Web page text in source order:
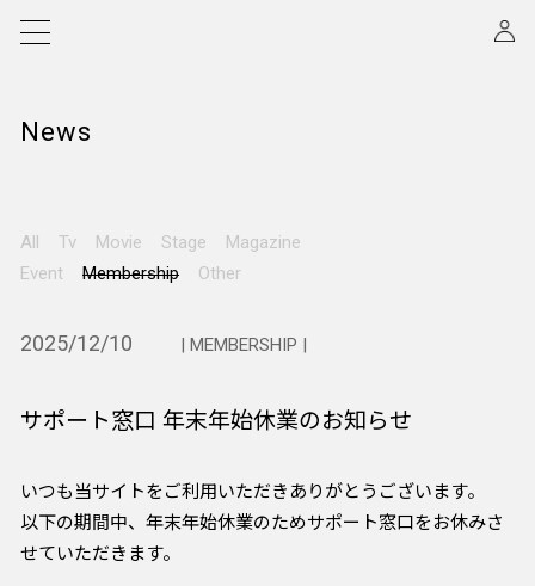
News
All Tv Movie Stage
Magazine
Event
Membership Other
2025/12/10 | MEMBERSHIP |
サポート窓口 年末年始休業のお知らせ
いつも当サイトをご利用いただきありがとうございます。
以下の期間中、年末年始休業のためサポート窓口をお休みさ
せていただきます。